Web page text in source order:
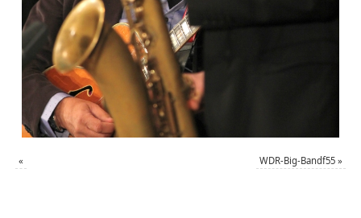
« WDR-Big-Bandf55 »